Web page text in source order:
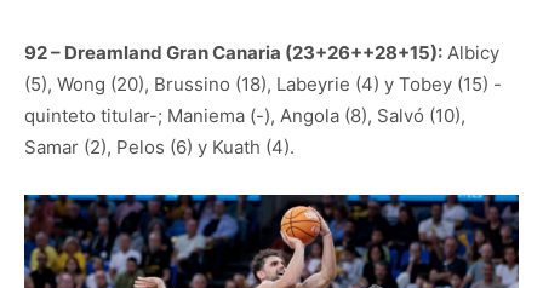
92 – Dreamland Gran Canaria (23+26++28+15): Albicy
(5), Wong (20), Brussino (18), Labeyrie (4) y Tobey (15) -
quinteto titular-; Maniema (-), Angola (8), Salvó (10),
Samar (2), Pelos (6) y Kuath (4).